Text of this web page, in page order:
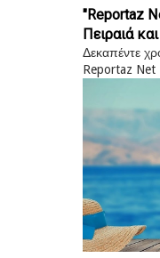
"Reportaz
Πειραιά
Δεκαπέντε
Reportaz Net